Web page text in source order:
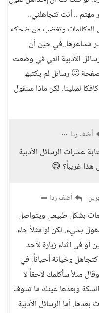
مهتم .. أنت تتجاهلني..
المكالمات وتغضب من ضحكه
مشاعرها..في حين أن
الأدبية التي في وضعت
🙂 رسائل لم يكتبها
لميلينا. لكن ماذا سنقول
أضف ردا
عشرات الرسائل الأدبية
هذا غريباً؟ 😅
أضف ردا
بشكل طبيعي ويتواصل
بشيء، لكن لو مثلاً جاء
أو في أثناء زيارة لأحد
كتجاهل وخيانة أحياناً. في
مثلاً سأكلمك لاحقاً لا
وبعدها عينك ما تشوف
أما الرسائل الأدبية